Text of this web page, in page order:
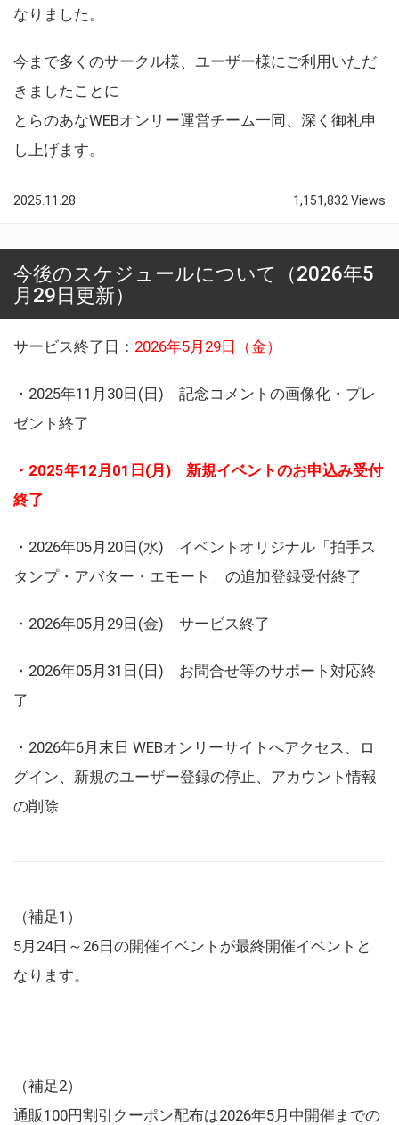
なりました。
今まで多くのサークル様、ユーザー様にご利用いただ
きましたことに
とらのあなWEBオンリー運営チーム一同、深く御礼申
し上げます。
2025.11.28 1,151,832 Views
今後のスケジュールについて（2026年5
月29日更新）
サービス終了日： 2026年5月29日（金）
・2025年11月30日(日) 記念コメントの画像化・プレ
ゼント終了
・2025年12月01日(月) 新規イベントのお申込み受付
終了
・2026年05月20日(水) イベントオリジナル「拍手ス
タンプ・アバター・エモート」の追加登録受付終了
・2026年05月29日(金) サービス終了
・2026年05月31日(日) お問合せ等のサポート対応終
了
・2026年6月末日 WEBオンリーサイトへアクセス、ロ
グイン、新規のユーザー登録の停止、アカウント情報
の削除
（補足1）
5月24日～26日の開催イベントが最終開催イベントと
なります。
（補足2）
通販100円割引クーポン配布は2026年5月中開催までの